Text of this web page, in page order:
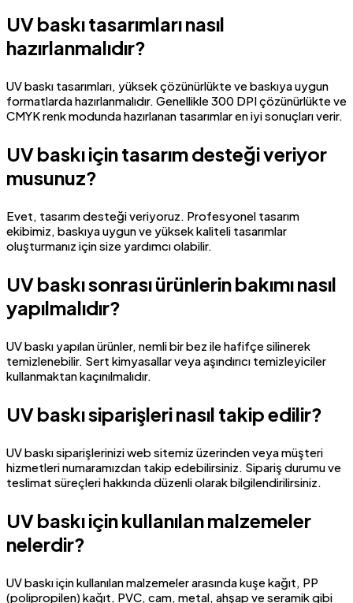
UV baskı tasarımları nasıl
hazırlanmalıdır?
UV baskı tasarımları, yüksek çözünürlükte ve baskıya uygun
formatlarda hazırlanmalıdır. Genellikle 300 DPI çözünürlükte ve
CMYK renk modunda hazırlanan tasarımlar en iyi sonuçları verir.
UV baskı için tasarım desteği veriyor
musunuz?
Evet, tasarım desteği veriyoruz. Profesyonel tasarım
ekibimiz, baskıya uygun ve yüksek kaliteli tasarımlar
oluşturmanız için size yardımcı olabilir.
UV baskı sonrası ürünlerin bakımı nasıl
yapılmalıdır?
UV baskı yapılan ürünler, nemli bir bez ile hafifçe silinerek
temizlenebilir. Sert kimyasallar veya aşındırıcı temizleyiciler
kullanmaktan kaçınılmalıdır.
UV baskı siparişleri nasıl takip edilir?
UV baskı siparişlerinizi web sitemiz üzerinden veya müşteri
hizmetleri numaramızdan takip edebilirsiniz. Sipariş durumu ve
teslimat süreçleri hakkında düzenli olarak bilgilendirilirsiniz.
UV baskı için kullanılan malzemeler
nelerdir?
UV baskı için kullanılan malzemeler arasında kuşe kağıt, PP
(polipropilen) kağıt, PVC, cam, metal, ahşap ve seramik gibi